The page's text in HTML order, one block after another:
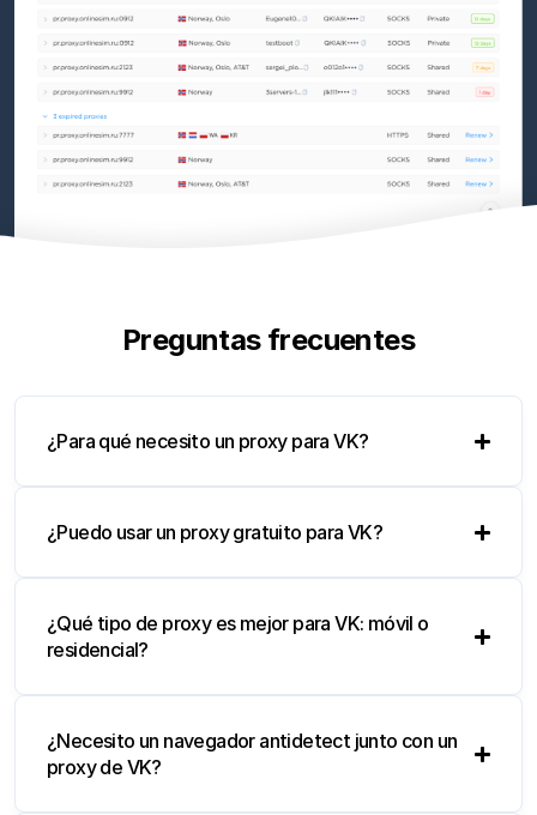
Preguntas frecuentes
¿Para qué necesito un proxy para VK?
¿Puedo usar un proxy gratuito para VK?
¿Qué tipo de proxy es mejor para VK: móvil o
residencial?
¿Necesito un navegador antidetect junto con un
proxy de VK?